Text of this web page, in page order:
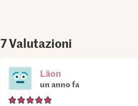
7Valutazioni
Läon
un anno fa